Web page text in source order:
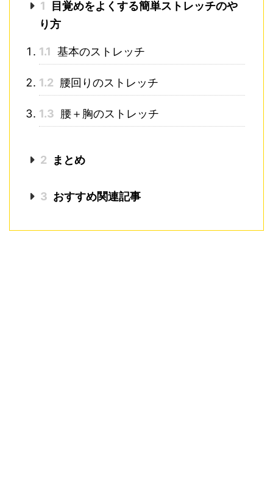
1
目覚めをよくする簡単ストレッチのや
り方
1.1 基本のストレッチ
1.2 腰回りのストレッチ
1.3 腰＋胸のストレッチ
2 まとめ
3 おすすめ関連記事